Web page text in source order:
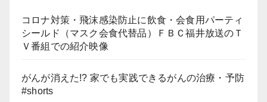
コロナ対策・飛沫感染防止に飲食・会食用パーティ
シールド（マスク会食代替品）ＦＢＣ福井放送のＴ
Ｖ番組での紹介映像
がんが消えた!? 家でも実践できるがんの治療・予防
#shorts